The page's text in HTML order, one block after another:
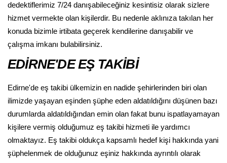
dedektiflerimiz 7/24 danışabileceğiniz kesintisiz olarak sizlere
hizmet vermekte olan kişilerdir. Bu nedenle aklınıza takılan her
konuda bizimle irtibata geçerek kendilerine danışabilir ve
çalışma imkanı bulabilirsiniz.
EDİRNE'DE EŞ TAKİBİ
Edirne'de eş takibi ülkemizin en nadide şehirlerinden biri olan
ilimizde yaşayan eşinden şüphe eden aldatıldığını düşünen bazı
durumlarda aldatıldığından emin olan fakat bunu ispatlayamayan
kişilere vermiş olduğumuz eş takibi hizmeti ile yardımcı
olmaktayız. Eş takibi oldukça kapsamlı hedef kişi hakkında yani
şüphelenmek de olduğunuz eşiniz hakkında ayrıntılı olarak